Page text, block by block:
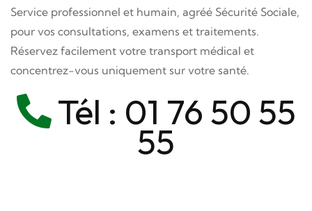
Service professionnel et humain, agréé Sécurité Sociale,
pour vos consultations, examens et traitements.
Réservez facilement votre transport médical et
concentrez-vous uniquement sur votre santé.
Tél : 01 76 50 55
55